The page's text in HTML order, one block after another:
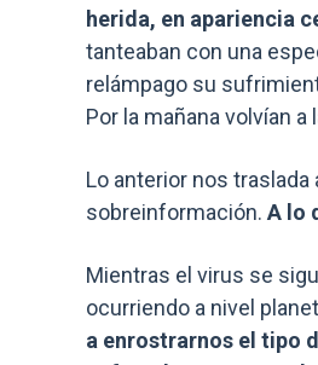
herida, en apariencia
tanteaban con una
relámpago su
Por la mañana volvían a
Lo anterior nos traslada
sobreinformación. A lo
Mientras el virus se
ocurriendo a nivel
a enrostrarnos el tipo